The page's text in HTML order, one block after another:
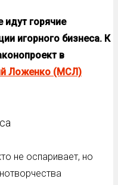
идут горячие
игорного бизнеса. К
в
Ложенко (МСЛ)
не оспаривает, но